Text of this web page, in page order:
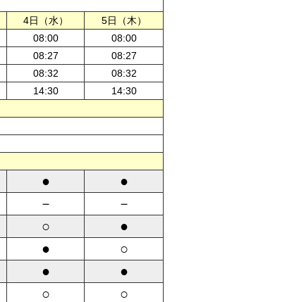
4日（水）
5日（木）
08:00
08:00
08:27
08:27
08:32
08:32
14:30
14:30
● ●
－ －
○ ●
● ○
● ●
○ ○